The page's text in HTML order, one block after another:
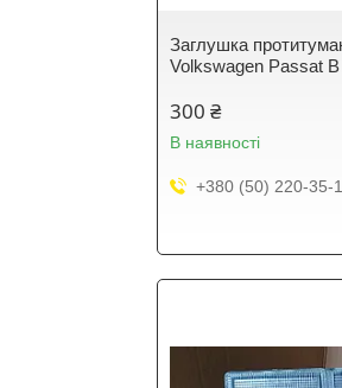
Заглушка
Volkswagen Passat B
300 ₴
В наявності
+380 (50) 220-35-